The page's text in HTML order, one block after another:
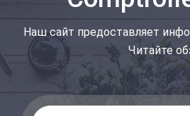
Наш сайт предоставляет
Читайте